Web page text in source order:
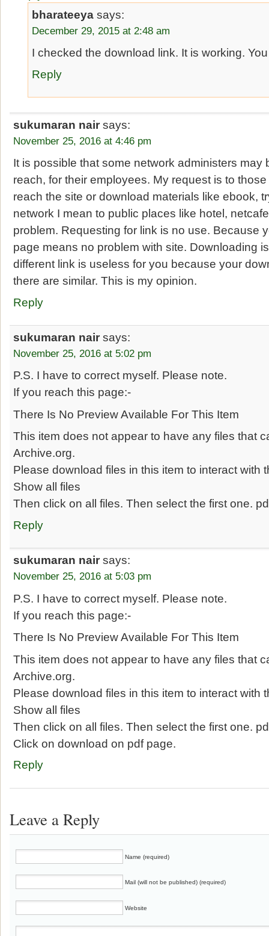
bharateeya says:
December 29, 2015 at 2:48 am
I checked the download link. It is working.
Reply
sukumaran nair says:
November 25, 2016 at 4:46 pm
It is possible that some network administers may
reach, for their employees. My request is to
reach the site or download materials like ebook,
network I mean to public places like hotel,
problem. Requesting for link is no use. Because
page means no problem with site. Downloading
different link is useless for you because your
there are similar. This is my opinion.
Reply
sukumaran nair says:
November 25, 2016 at 5:02 pm
P.S. I have to correct myself. Please note.
If you reach this page:-
There Is No Preview Available For This Item
This item does not appear to have any files that
Archive.org.
Please download files in this item to interact with
Show all files
Then click on all files. Then select the first one.
Reply
sukumaran nair says:
November 25, 2016 at 5:03 pm
P.S. I have to correct myself. Please note.
If you reach this page:-
There Is No Preview Available For This Item
This item does not appear to have any files that
Archive.org.
Please download files in this item to interact with
Show all files
Then click on all files. Then select the first one.
Click on download on pdf page.
Reply
Leave a Reply
Name (required)
Mail (will not be published) (required)
Website